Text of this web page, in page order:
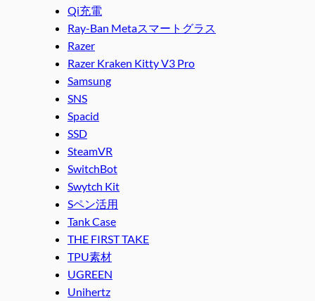
Qi充電
Ray-Ban Metaスマートグラス
Razer
Razer Kraken Kitty V3 Pro
Samsung
SNS
Spacid
SSD
SteamVR
SwitchBot
Swytch Kit
Sペン活用
Tank Case
THE FIRST TAKE
TPU素材
UGREEN
Unihertz